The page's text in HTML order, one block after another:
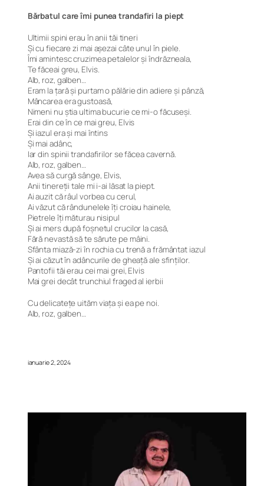
Bărbatul care îmi punea trandafiri la piept
Ultimii spini erau în anii tăi tineri
Și cu fiecare zi mai așezai câte unul în piele.
Îmi amintesc cruzimea petalelor și îndrăzneala,
Te făceai greu, Elvis.
Alb, roz, galben…
Eram la țară și purtam o pălărie din adiere și pânză,
Mâncarea era gustoasă,
Nimeni nu știa ultima bucurie ce mi-o făcuseși.
Erai din ce în ce mai greu, Elvis
Și iazul era și mai întins
Și mai adânc,
Iar din spinii trandafirilor se făcea cavernă.
Alb, roz, galben…
Avea să curgă sânge, Elvis,
Anii tinereții tale mi i-ai lăsat la piept.
Ai auzit că râul vorbea cu cerul,
Ai văzut că rândunelele îți croiau hainele,
Pietrele îți măturau nisipul
Și ai mers după foșnetul crucilor la casă,
Fără nevastă să te sărute pe mâini.
Sfânta miază-zi în rochia cu trenă a frământat iazul
Și ai căzut în adâncurile de gheață ale sfinților.
Pantofii tăi erau cei mai grei, Elvis
Mai grei decât trunchiul fraged al ierbii
Cu delicatețe uităm viața și ea pe noi.
Alb, roz, galben…
ianuarie 2, 2024